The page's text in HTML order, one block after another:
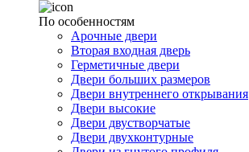
По особенностям
Арочные двери
Вторая входная дверь
Герметичные двери
Двери больших размеров
Двери внутреннего открывания
Двери высокие
Двери двустворчатые
Двери двухконтурные